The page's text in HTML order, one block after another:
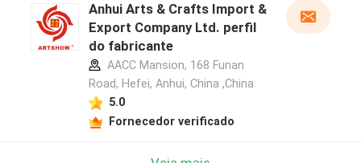
Anhui Arts & Crafts Import &
Export Company Ltd. perfil
do fabricante
AACC Mansion, 168 Funan
Road, Hefei, Anhui, China ,China
5.0
Fornecedor verificado